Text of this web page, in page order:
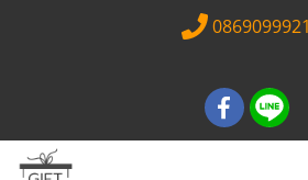
0869099921